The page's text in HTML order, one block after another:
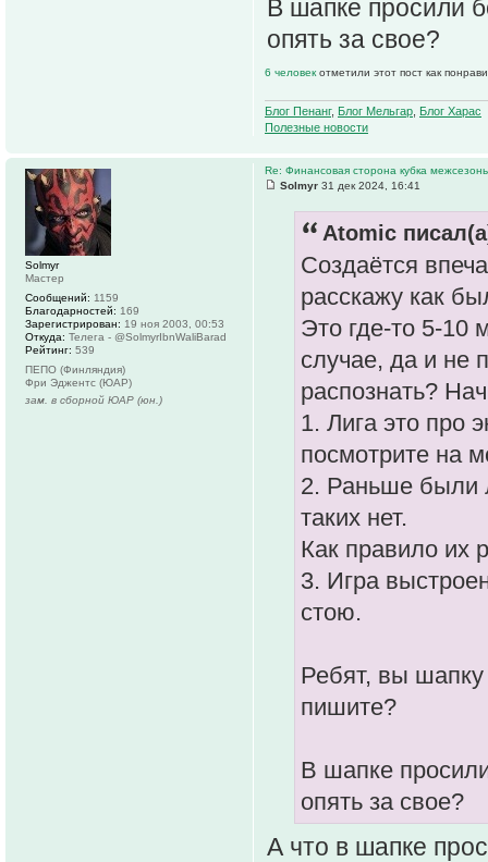
В шапке просили
опять за свое?
6 человек отметили этот пост как
Блог Пенанг, Блог Мельгар
Блог Харас
Полезные новости
Re: Финансовая сторона кубка
Solmyr 31 дек 2024, 16:41
Atomic
Создаётся
расскажу как
Это где-то 5-
случае, да и не
распознать?
1. Лига это про
посмотрите на
2. Раньше были
таких нет.
Как правило их
3. Игра
стою.
Ребят, вы шапку
пишите?
В шапке
опять за свое?
А что в шапке
Solmyr
Мастер
Сообщений: 1159
Благодарностей: 169
Зарегистрирован: 19 ноя 2003, 00:53
Откуда: Телега - @SolmyrIbnWaliBarad
Рейтинг: 539
ПЕПО (Финляндия)
Фри Эджентс (ЮАР)
зам. в сборной ЮАР (юн.)